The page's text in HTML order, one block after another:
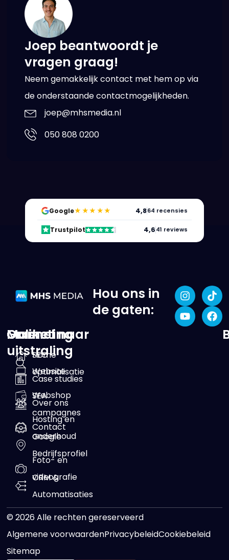
Joep beantwoordt je
vragen graag!
Neem gemakkelijk contact met hem op via
de onderstaande contactmogelijkheden.
joep@mhsmedia.nl
050 808 0200
Google★★★★★ 4,864 recensies
Trustpilot 4,641 reviews
Hou ons in
de gaten:
Online
uitstraling
Website
Webshop
Hosting en
onderhoud
Foto- en
videografie
Marketing
SEO
optimalisatie
SEA
campagnes
Google
Bedrijfsprofiel
CRM &
Automatisaties
Ga snel naar
Home
Case studies
Over ons
Contact
© 2026 Alle rechten gereserveerd
Algemene voorwaardenPrivacybeleidCookiebeleid
Sitemap